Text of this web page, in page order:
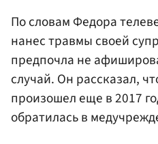
По словам Федора
нанес травмы своей
предпочла не
случай. Он рассказал,
произошел еще в 2017
обратилась в